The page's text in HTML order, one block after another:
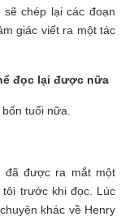
chép lại các đoạn
giác viết ra một tác
đọc lại được nữa
tuổi nữa.
đã được ra mắt một
trước khi đọc. Lúc
khác về Henry